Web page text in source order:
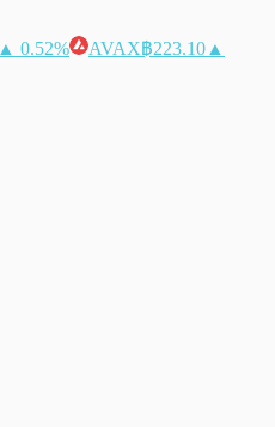
▲ 0.52% AVAX฿223.10 ▲